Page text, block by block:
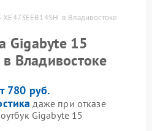
в Владивостоке
Gigabyte 15
Владивостоке
780 руб.
даже при отказе
Gigabyte 15